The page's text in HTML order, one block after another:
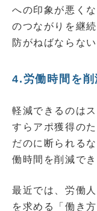
への印象が悪く
のつながりを継
防がねばならない
4.労働時間を削
軽減できるのは
すらアポ獲得の
だのに断られる
働時間を削減でき
最近では、労働
を求める「働き